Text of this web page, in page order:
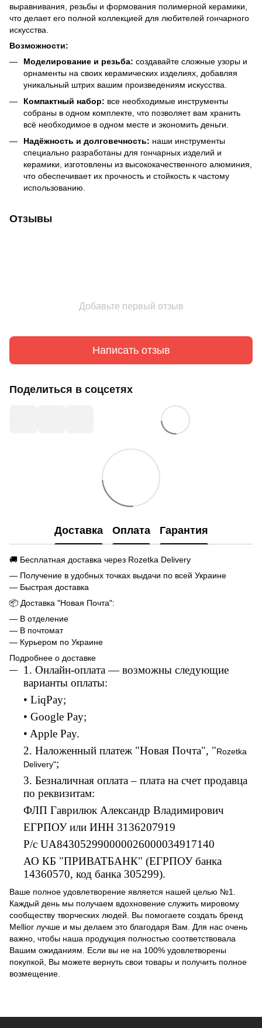
выравнивания, резьбы и формования полимерной керамики,
что делает его полной коллекцией для любителей гончарного
искусства.
Возможности:
Моделирование и резьба: создавайте сложные узоры и
орнаменты на своих керамических изделиях, добавляя
уникальный штрих вашим произведениям искусства.
Компактный набор: все необходимые инструменты
собраны в одном комплекте, что позволяет вам хранить
всё необходимое в одном месте и экономить деньги.
Надёжность и долговечность: наши инструменты
специально разработаны для гончарных изделий и
керамики, изготовлены из высококачественного алюминия,
что обеспечивает их прочность и стойкость к частому
использованию.
Отзывы
Добавьте первый отзыв
Написать отзыв
Поделиться в соцсетях
Доставка Оплата Гарантия
🚚 Бесплатная доставка через Rozetka Delivery
— Получение в удобных точках выдачи по всей Украине
— Быстрая доставка
📦 Доставка "Новая Почта":
— В отделение
— В почтомат
— Курьером по Украине
Подробнее о доставке
1. Онлайн-оплата — возможны следующие
варианты оплаты:
• LiqPay;
• Google Pay;
• Apple Pay.
2. Наложенный платеж "Новая Почта", "Rozetka
Delivery";
3. Безналичная оплата – плата на счет продавца
по реквизитам:
ФЛП Гаврилюк Александр Владимирович
ЕГРПОУ или ИНН 3136207919
Р/с UA843052990000026000034917140
АО КБ "ПРИВАТБАНК" (ЕГРПОУ банка
14360570, код банка 305299).
Ваше полное удовлетворение является нашей целью №1.
Каждый день мы получаем вдохновение служить мировому
сообществу творческих людей. Вы помогаете создать бренд
Mellior лучше и мы делаем это благодаря Вам. Для нас очень
важно, чтобы наша продукция полностью соответствовала
Вашим ожиданиям. Если вы не на 100% удовлетворены
покупкой, Вы можете вернуть свои товары и получить полное
возмещение.